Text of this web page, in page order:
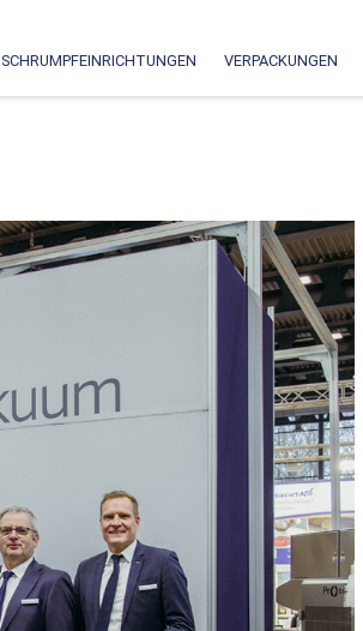
SCHRUMPFEINRICHTUNGEN VERPACKUNGEN